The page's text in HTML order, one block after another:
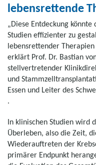
lebensrettende
„Diese Entdeckung
Studien effizienter zu
lebensrettender
erklärt Prof. Dr. Bastian
stellvertretender
und
Essen und Leiter des
.
In klinischen Studien wird
Überleben, also die Zeit,
Wiederauftreten der
primärer Endpunkt